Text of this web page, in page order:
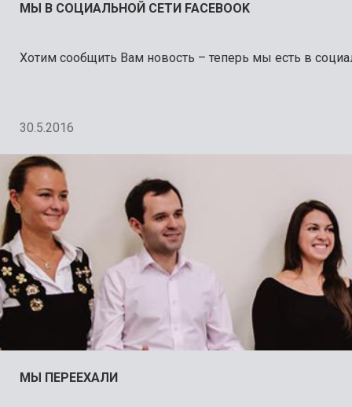
МЫ В СОЦИАЛЬНОЙ СЕТИ FACEBOOK
Хотим сообщить Вам новость – теперь мы есть в
30.5.2016
МЫ ПЕРЕЕХАЛИ